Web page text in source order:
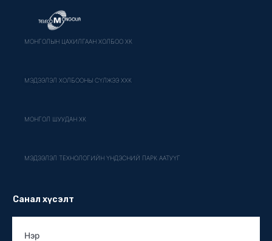
МОНГОЛЫН ЦАХИЛГААН ХОЛБОО ХК
МЭДЭЭЛЭЛ ХОЛБООНЫ СҮЛЖЭЭ ХХК
МОНГОЛ ШУУДАН ХК
МЭДЭЭЛЭЛ ТЕХНОЛОГИЙН ҮНДЭСНИЙ ПАРК ААТУҮГ
Санал хүсэлт
Нэр